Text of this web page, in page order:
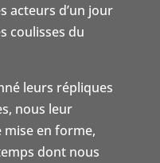
acteurs d’un jour
coulisses du
leurs répliques
nous leur
en forme,
dont nous